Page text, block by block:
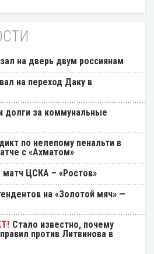
на дверь двум россиянам
на переход Даку в
долги за коммунальные
по нелепому пенальти в
с «Ахматом»
матч ЦСКА – «Ростов»
на «Золотой мяч» —
Стало известно, почему
против Литвинова в